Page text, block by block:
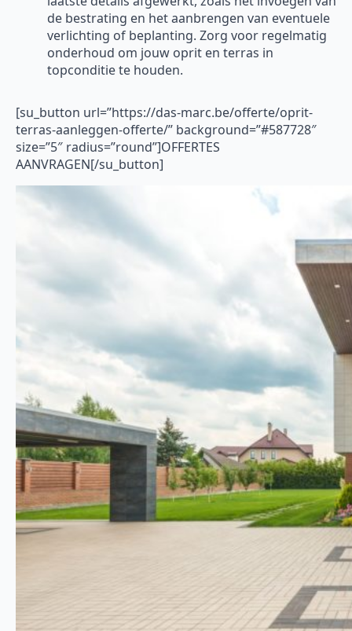
de bestrating en het aanbrengen van eventuele
verlichting of beplanting. Zorg voor regelmatig
onderhoud om jouw oprit en terras in
topconditie te houden.
[su_button url=”https://das-marc.be/offerte/oprit-
terras-aanleggen-offerte/” background=”#587728″
size=”5″ radius=”round”]OFFERTES
AANVRAGEN[/su_button]